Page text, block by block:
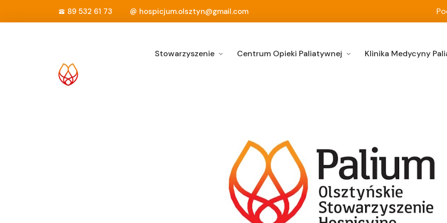
89 532 61 73 hospicjum.olsztyn@gmail.com
Stowarzyszenie Centrum Opieki Paliatywnej Klinika Medycyny